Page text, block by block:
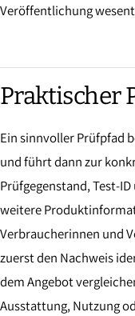
Veröffentlichung
Praktischer
Ein sinnvoller Prüfpfad
und führt dann zur
Prüfgegenstand, Test-
weitere
Verbraucherinnen und
zuerst den Nachweis
dem Angebot
Ausstattung, Nutzung